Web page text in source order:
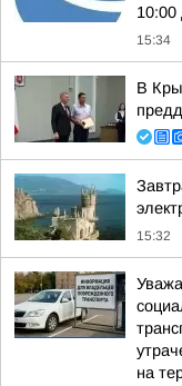
10:00
15:34
В
15:32
на